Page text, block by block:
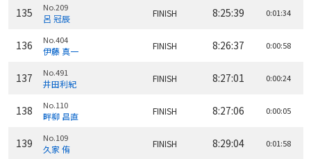
135 No.209
呂 冠辰 FINISH 8:25:39 0:01:34
136 No.404
伊藤 真一 FINISH 8:26:37 0:00:58
137 No.491
井田利紀 FINISH 8:27:01 0:00:24
138 No.110
畔柳 昌直 FINISH 8:27:06 0:00:05
139 No.109
久家 侑 FINISH 8:29:04 0:01:58